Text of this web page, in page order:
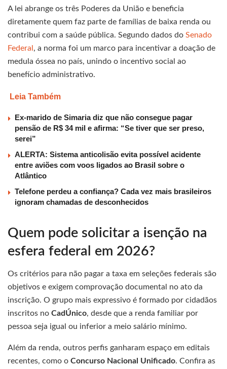
A lei abrange os três Poderes da União e beneficia
diretamente quem faz parte de famílias de baixa renda ou
contribui com a saúde pública. Segundo dados do Senado
Federal , a norma foi um marco para incentivar a doação de
medula óssea no país, unindo o incentivo social ao
benefício administrativo.
Leia Também
Ex-marido de Simaria diz que não consegue pagar
pensão de R$ 34 mil e afirma: “Se tiver que ser preso,
serei”
ALERTA: Sistema anticolisão evita possível acidente
entre aviões com voos ligados ao Brasil sobre o
Atlântico
Telefone perdeu a confiança? Cada vez mais brasileiros
ignoram chamadas de desconhecidos
Quem pode solicitar a isenção na
esfera federal em 2026?
Os critérios para não pagar a taxa em seleções federais são
objetivos e exigem comprovação documental no ato da
inscrição. O grupo mais expressivo é formado por cidadãos
inscritos no CadÚnico, desde que a renda familiar por
pessoa seja igual ou inferior a meio salário mínimo.
Além da renda, outros perfis ganharam espaço em editais
recentes, como o Concurso Nacional Unificado. Confira as